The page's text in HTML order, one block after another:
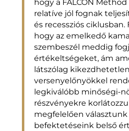
hogy a FALCON
relatíve jól fognak
és recessziós ciklusban.
hogy az emelkedő
szembeszél meddig
értékeltségeket, ám
látszólag kikezdhetetlen
versenyelőnyökkel
legkiválóbb minőségi-
részvényekre
megfelelően
befektetéseink belső